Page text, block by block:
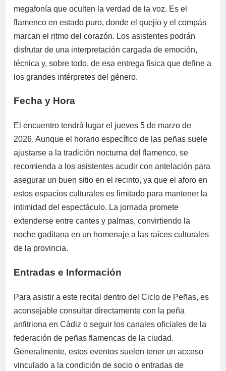
megafonía que oculten la verdad de la voz. Es el
flamenco en estado puro, donde el quejío y el compás
marcan el ritmo del corazón. Los asistentes podrán
disfrutar de una interpretación cargada de emoción,
técnica y, sobre todo, de esa entrega física que define a
los grandes intérpretes del género.
Fecha y Hora
El encuentro tendrá lugar el jueves 5 de marzo de
2026. Aunque el horario específico de las peñas suele
ajustarse a la tradición nocturna del flamenco, se
recomienda a los asistentes acudir con antelación para
asegurar un buen sitio en el recinto, ya que el aforo en
estos espacios culturales es limitado para mantener la
intimidad del espectáculo. La jornada promete
extenderse entre cantes y palmas, convirtiendo la
noche gaditana en un homenaje a las raíces culturales
de la provincia.
Entradas e Información
Para asistir a este recital dentro del Ciclo de Peñas, es
aconsejable consultar directamente con la peña
anfitriona en Cádiz o seguir los canales oficiales de la
federación de peñas flamencas de la ciudad.
Generalmente, estos eventos suelen tener un acceso
vinculado a la condición de socio o entradas de